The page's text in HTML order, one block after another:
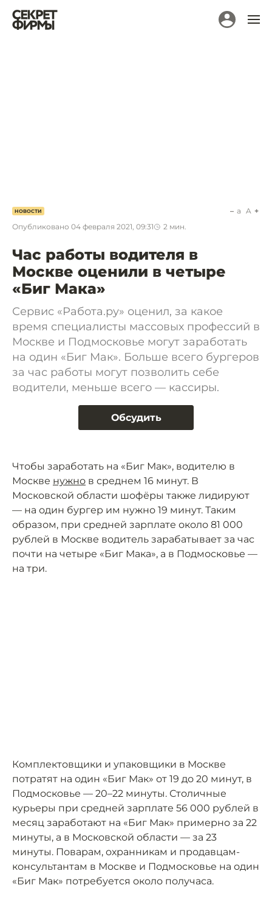
НОВОСТИ
Опубликовано 04 февраля 2021, 09:31 2 мин.
a A
Час работы водителя в
Москве оценили в четыре
«Биг Мака»
Сервис «Работа.ру» оценил, за какое
время специалисты массовых профессий в
Москве и Подмосковье могут заработать
на один «Биг Мак». Больше всего бургеров
за час работы могут позволить себе
водители, меньше всего — кассиры.
Обсудить
Чтобы заработать на «Биг Мак», водителю в
Москве нужно в среднем 16 минут. В
Московской области шофёры также лидируют
— на один бургер им нужно 19 минут. Таким
образом, при средней зарплате около 81 000
рублей в Москве водитель зарабатывает за час
почти на четыре «Биг Мака», а в Подмосковье —
на три.
Комплектовщики и упаковщики в Москве
потратят на один «Биг Мак» от 19 до 20 минут, в
Подмосковье — 20–22 минуты. Столичные
курьеры при средней зарплате 56 000 рублей в
месяц заработают на «Биг Мак» примерно за 22
минуты, а в Московской области — за 23
минуты. Поварам, охранникам и продавцам-
консультантам в Москве и Подмосковье на один
«Биг Мак» потребуется около получаса.